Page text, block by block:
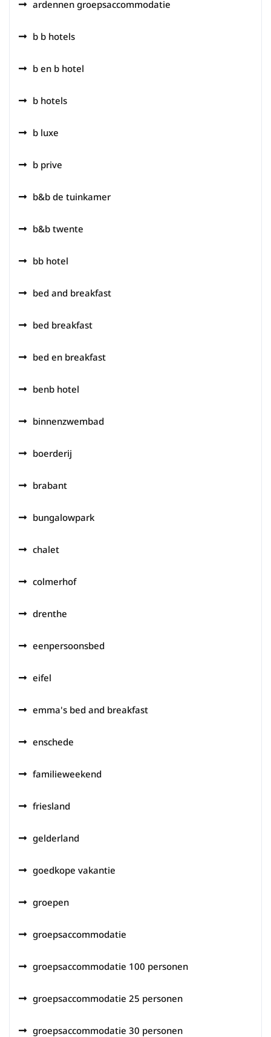
ardennen groepsaccommodatie
b b hotels
b en b hotel
b hotels
b luxe
b prive
b&b de tuinkamer
b&b twente
bb hotel
bed and breakfast
bed breakfast
bed en breakfast
benb hotel
binnenzwembad
boerderij
brabant
bungalowpark
chalet
colmerhof
drenthe
eenpersoonsbed
eifel
emma's bed and breakfast
enschede
familieweekend
friesland
gelderland
goedkope vakantie
groepen
groepsaccommodatie
groepsaccommodatie 100 personen
groepsaccommodatie 25 personen
groepsaccommodatie 30 personen